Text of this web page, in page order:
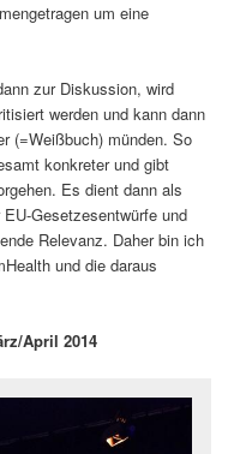
um eine
zur Diskussion, wird
werden und kann dann
(=Weißbuch) münden. So
konkreter und gibt
Es dient dann als
Gesetzesentwürfe und
Relevanz. Daher bin ich
und die daraus
April 2014